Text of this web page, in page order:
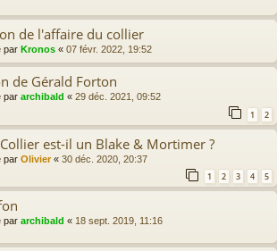
de l'affaire du collier
par Kronos « 07 févr. 2022, 19:52
de Gérald Forton
par archibald « 29 déc. 2021, 09:52
1 2
est-il un Blake & Mortimer ?
par Olivier« 30 déc. 2020, 20:37
1 2 3 4 5
par archibald « 18 sept. 2019, 11:16